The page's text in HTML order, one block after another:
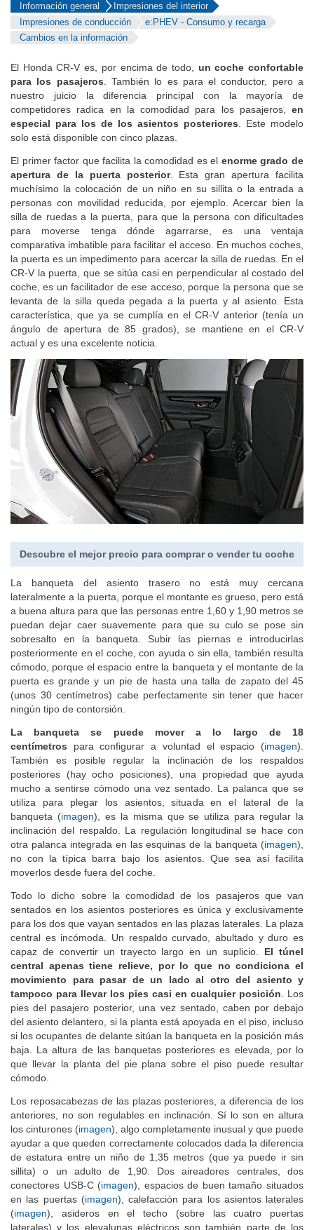
Información general
Impresiones del interior
Impresiones de conducción
e:PHEV - Consumo y recarga
Cambios en la información
El Honda CR-V es, por encima de todo, un coche confortable
para los pasajeros . También lo es para el conductor, pero a
nuestro juicio la diferencia principal con la mayoría de
competidores radica en la comodidad para los pasajeros,
en
especial para los de los asientos posteriores . Este modelo
solo está disponible con cinco plazas.
El primer factor que facilita la comodidad es el enorme grado de
apertura de la puerta posterior. Esta gran apertura facilita
muchísimo la colocación de un niño en su sillita o la entrada a
personas con movilidad reducida, por ejemplo. Acercar bien la
silla de ruedas a la puerta, para que la persona con dificultades
para moverse tenga dónde agarrarse, es una ventaja
comparativa imbatible para facilitar el acceso. En muchos coches,
la puerta es un impedimento para acercar la silla de ruedas. En el
CR-V la puerta, que se sitúa casi en perpendicular al costado del
coche, es un facilitador de ese acceso, porque la persona que se
levanta de la silla queda pegada a la puerta y al asiento. Esta
característica, que ya se cumplía en el CR-V anterior (tenía un
ángulo de apertura de 85 grados), se mantiene en el CR-V
actual y es una excelente noticia.
Descubre el mejor precio para comprar o vender tu coche
La banqueta del asiento trasero no está muy cercana
lateralmente a la puerta, porque el montante es grueso, pero está
a buena altura para que las personas entre 1,60 y 1,90 metros se
puedan dejar caer suavemente para que su culo se pose sin
sobresalto en la banqueta. Subir las piernas e introducirlas
posteriormente en el coche, con ayuda o sin ella, también resulta
cómodo, porque el espacio entre la banqueta y el montante de la
puerta es grande y un pie de hasta una talla de zapato del 45
(unos 30 centímetros) cabe perfectamente sin tener que hacer
ningún tipo de contorsión.
La banqueta se puede mover a lo largo de 18
centímetros para configurar a voluntad el espacio (imagen).
También es posible regular la inclinación de los respaldos
posteriores (hay ocho posiciones), una propiedad que ayuda
mucho a sentirse cómodo una vez sentado. La palanca que se
utiliza para plegar los asientos, situada en el lateral de la
banqueta (imagen), es la misma que se utiliza para regular la
inclinación del respaldo. La regulación longitudinal se hace con
otra palanca integrada en las esquinas de la banqueta (imagen),
no con la típica barra bajo los asientos. Que sea así facilita
moverlos desde fuera del coche.
Todo lo dicho sobre la comodidad de los pasajeros que van
sentados en los asientos posteriores es única y exclusivamente
para los dos que vayan sentados en las plazas laterales. La plaza
central es incómoda. Un respaldo curvado, abultado y duro es
capaz de convertir un trayecto largo en un suplicio. El túnel
central apenas tiene relieve, por lo que no condiciona el
movimiento para pasar de un lado al otro del asiento y
tampoco para llevar los pies casi en cualquier posición . Los
pies del pasajero posterior, una vez sentado, caben por debajo
del asiento delantero, si la planta está apoyada en el piso, incluso
si los ocupantes de delante sitúan la banqueta en la posición más
baja. La altura de las banquetas posteriores es elevada, por lo
que llevar la planta del pie plana sobre el piso puede resultar
cómodo.
Los reposacabezas de las plazas posteriores, a diferencia de los
anteriores, no son regulables en inclinación. Sí lo son en altura
los cinturones (imagen), algo completamente inusual y que puede
ayudar a que queden correctamente colocados dada la diferencia
de estatura entre un niño de 1,35 metros (que ya puede ir sin
sillita) o un adulto de 1,90. Dos aireadores centrales, dos
conectores USB-C (imagen), espacios de buen tamaño situados
en las puertas (imagen), calefacción para los asientos laterales
(imagen), asideros en el techo (sobre las cuatro puertas
laterales) y los elevalunas eléctricos son también parte de los